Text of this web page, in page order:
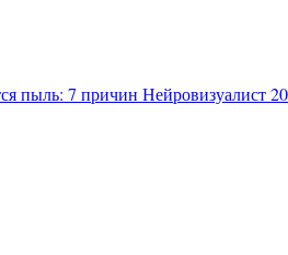
пыль: 7 причин Нейровизуалист